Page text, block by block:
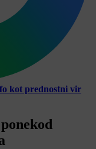
kot prednostni vir